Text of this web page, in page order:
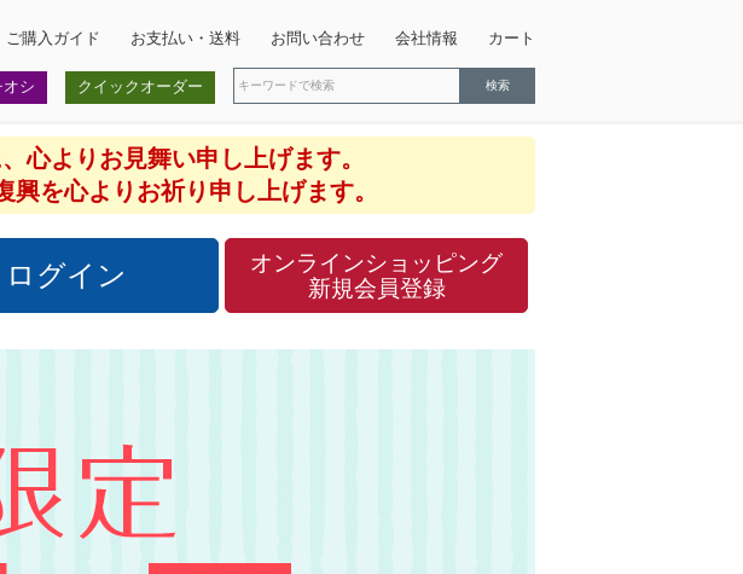
ご購入ガイド お支払い・送料 お問い合わせ 会社情報 カート
オシ クイックオーダー
心よりお見舞い申し上げます。
を心よりお祈り申し上げます。
ログイン
オンラインショッピング
新規会員登録